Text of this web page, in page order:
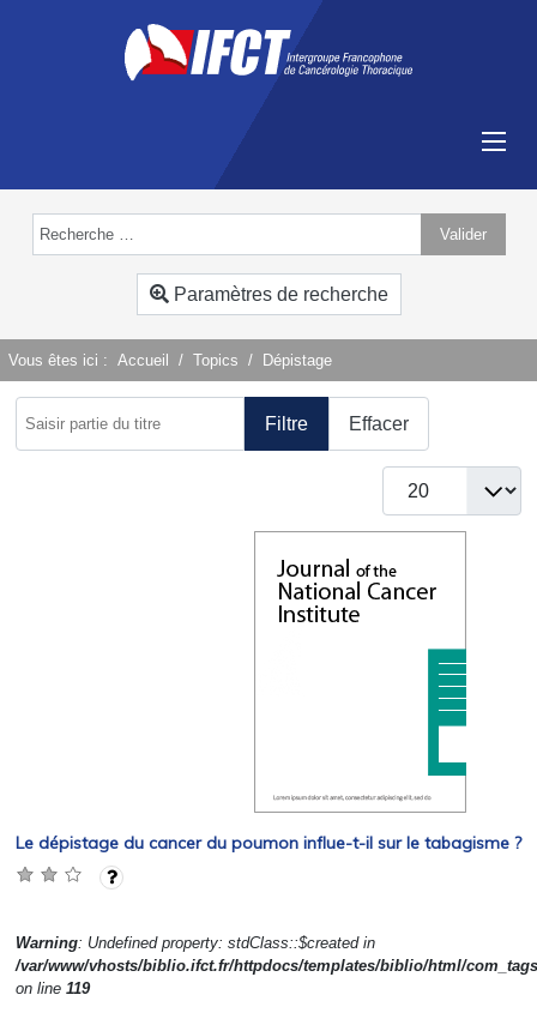
Valider
Paramètres de recherche
Vous êtes ici : Accueil Topics Dépistage
Filtre Effacer
Le dépistage du cancer du poumon influe-t-il sur le tabagisme ?
Warning: Undefined property: stdClass::$created in
/var/www/vhosts/biblio.ifct.fr/httpdocs/templates/biblio/html/
on line 119